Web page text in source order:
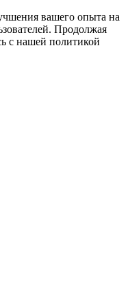
вашего опыта на
Продолжая
с нашей политикой